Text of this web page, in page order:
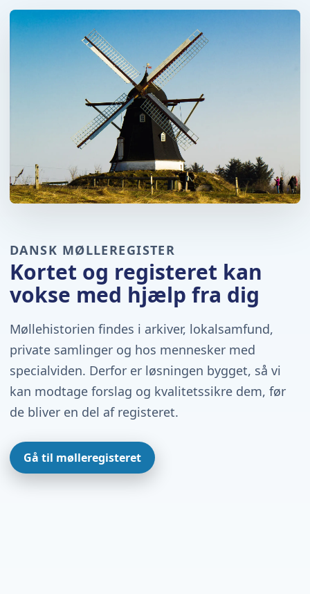
DANSK MØLLEREGISTER
Kortet og registeret kan
vokse med hjælp fra dig
Møllehistorien findes i arkiver, lokalsamfund,
private samlinger og hos mennesker med
specialviden. Derfor er løsningen bygget, så vi
kan modtage forslag og kvalitetssikre dem, før
de bliver en del af registeret.
Gå til mølleregisteret